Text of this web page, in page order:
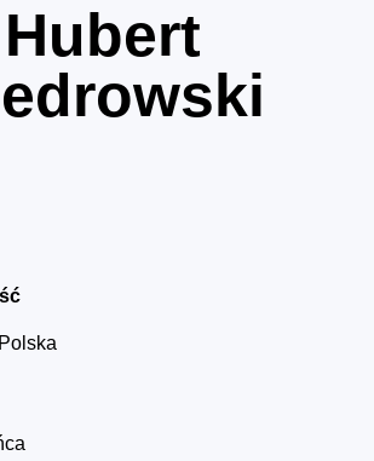
Hubert
Polska